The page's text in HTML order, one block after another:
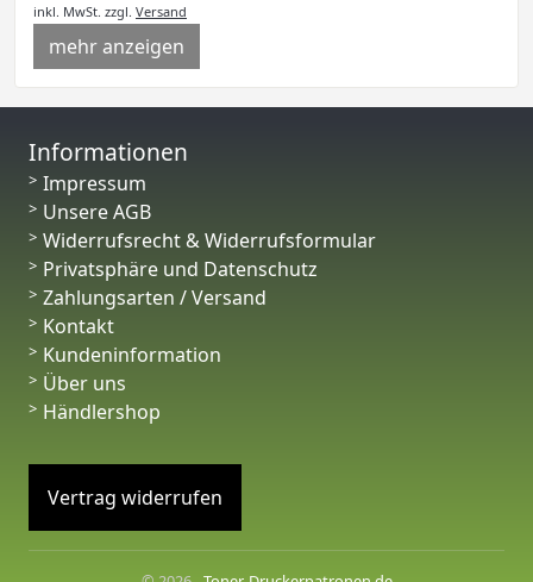
inkl. MwSt. zzgl. Versand
mehr anzeigen
Informationen
Impressum
Unsere AGB
Widerrufsrecht & Widerrufsformular
Privatsphäre und Datenschutz
Zahlungsarten / Versand
Kontakt
Kundeninformation
Über uns
Händlershop
Vertrag widerrufen